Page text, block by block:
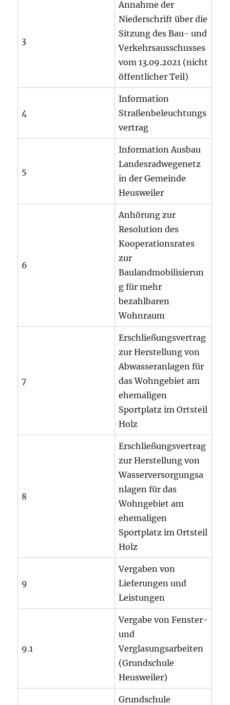
3
Annahme der
Niederschrift über die
Sitzung des Bau- und
Verkehrsausschusses
vom 13.09.2021 (nicht
öffentlicher Teil)
4
Information
Straßenbeleuchtungs
vertrag
5
Information Ausbau
Landesradwegenetz
in der Gemeinde
Heusweiler
6
Anhörung zur
Resolution des
Kooperationsrates
zur
Baulandmobilisierun
g für mehr
bezahlbaren
Wohnraum
7
Erschließungsvertrag
zur Herstellung von
Abwasseranlagen für
das Wohngebiet am
ehemaligen
Sportplatz im Ortsteil
Holz
8
Erschließungsvertrag
zur Herstellung von
Wasserversorgungsa
nlagen für das
Wohngebiet am
ehemaligen
Sportplatz im Ortsteil
Holz
9
Vergaben von
Lieferungen und
Leistungen
9.1
Vergabe von Fenster-
und
Verglasungsarbeiten
(Grundschule
Heusweiler)
Grundschule